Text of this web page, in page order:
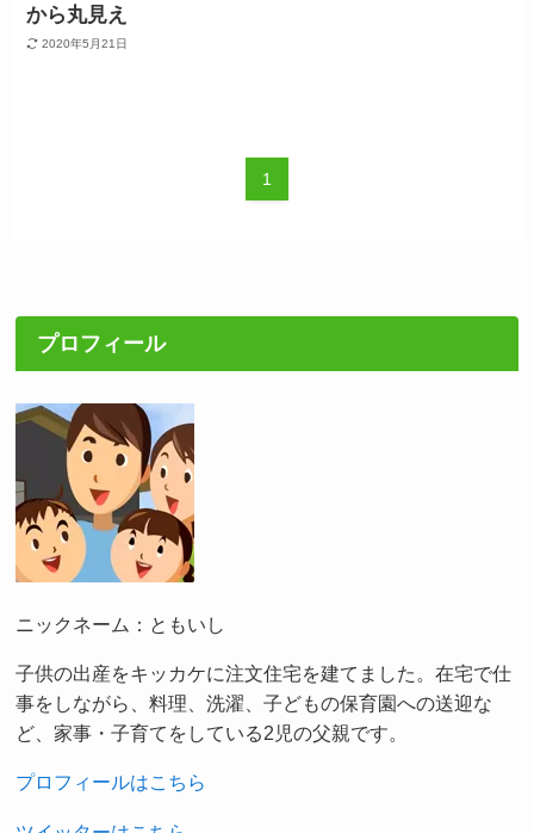
から丸見え
2020年5月21日
1
プロフィール
ニックネーム：ともいし
子供の出産をキッカケに注文住宅を建てました。在宅で仕
事をしながら、料理、洗濯、子どもの保育園への送迎な
ど、家事・子育てをしている2児の父親です。
プロフィールはこちら